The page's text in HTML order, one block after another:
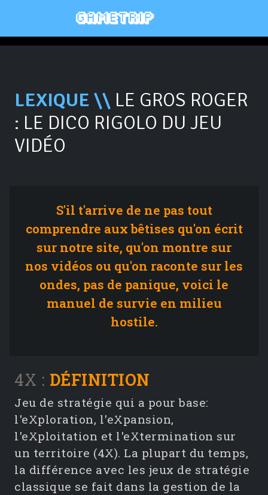
LEXIQUE \\ LE GROS ROGER
: LE DICO RIGOLO DU JEU
VIDÉO
S'il t'arrive de ne pas tout
comprendre aux bêtises qu'on écrit
sur notre site, qu'on montre sur
nos vidéos ou qu'on raconte sur les
ondes, pas de panique, voici le
manuel de survie en milieu
hostile.
4X : DÉFINITION
Jeu de stratégie qui a pour base:
l'eXploration, l'eXpansion,
l'eXploitation et l'eXtermination sur
un territoire (4X). La plupart du temps,
la différence avec les jeux de stratégie
classique se fait dans la gestion de la